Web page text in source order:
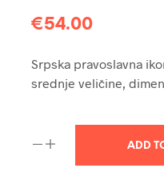
€54.00
Srpska pravoslavna
srednje veličine,
ADD